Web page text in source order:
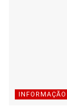
INFORMAÇÃO